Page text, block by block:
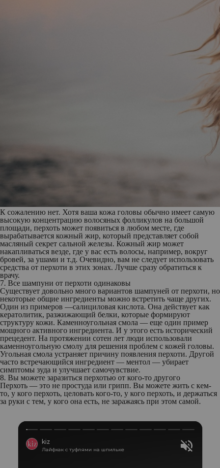
К сожалению нет. Хотя ваша кожа головы обычно имеет самую
высокую концентрацию волосяных фолликулов на большой
площади, перхоть может появиться в любом месте, где
вырабатывается кожный жир, который представляет собой
масляный секрет сальной железы. Кожный жир может
накапливаться везде, где у вас есть волосы, например, вокруг
бровей, за ушами и т.д. Очевидно, вам не следует использовать
средства от перхоти в этих зонах. Лучше сразу обратиться к
врачу.
7. Все шампуни от перхоти одинаковы
Существует довольно много вариантов шампуней от перхоти, но
некоторые общие ингредиенты можно встретить чаще других.
Один из примеров —салициловая кислота. Она ​​действует как
кератолитик, разжижающий белки, которые формируют
структуру кожи. Каменноугольная смола — еще один пример
мощного активного ингредиента. И у этого есть исторический
прецедент. На протяжении сотен лет люди использовали
каменноугольную смолу для решения проблем с кожей головы.
Угольная смола устраняет причину появления перхоти. Другой
часто встречающийся ингредиент — ментол — убирает
симптомы зуда и улучшает самочувствие.
8. Вы можете заразиться перхотью от кого-то другого
Перхоть — это не простуда или грипп. Вы можете жить с кем-
то, у кого перхоть, целовать кого-то, у кого перхоть, и держаться
за руки с тем, у кого она есть, не заражаясь при этом самой.